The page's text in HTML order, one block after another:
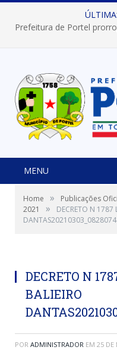
MENU
Home » Publicações
2021
»
DECRETO N 1787
DECRETO N
BALIEIRO
POR ADMINISTRADOR EM 25 DE